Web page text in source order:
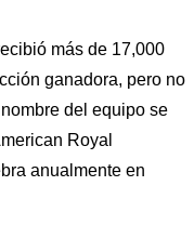
más de 17,000
ganadora, pero no
del equipo se
Royal
anualmente en